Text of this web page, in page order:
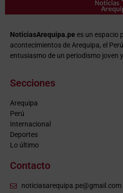
NoticiasArequipa.pe es un espacio
acontecimientos de Arequipa, el
entusiasmo de un periodismo joven
Secciones
Arequipa
Perú
Internacional
Deportes
Lo último
Contacto
noticiasarequipa.pe@gmail.com